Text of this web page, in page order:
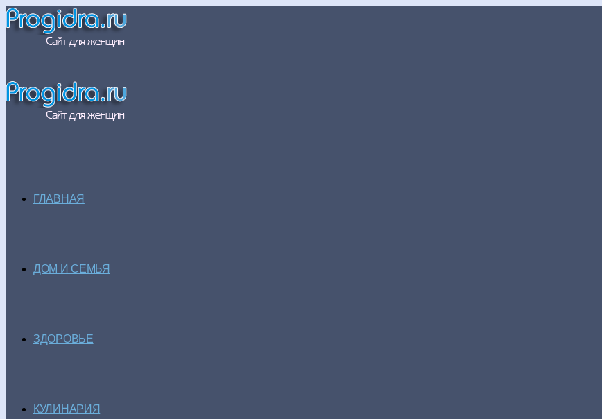
ГЛАВНАЯ
ДОМ И СЕМЬЯ
ЗДОРОВЬЕ
КУЛИНАРИЯ